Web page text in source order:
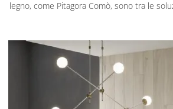
legno, come Pitagora Comò, sono tra le